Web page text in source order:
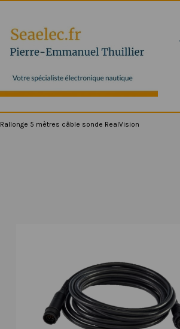
Rallonge 5 mètres câble sonde RealVision